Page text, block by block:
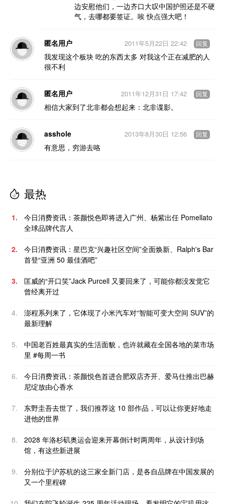
边安慰他们，一边齐口大叹中国护照还是不硬
气，去哪都要签证。唉 快点强大吧！
匿名用户
我发现这个板块 吃的东西太多 对我这个正在减肥的人
很不利
2011年5月22日 22:42 回复
匿名用户
相信大家到了北非都会想起来：北非谍影。
2011年12月31日 17:42 回复
asshole
有意思，穷游去咯
2013年8月30日 12:56 回复
最热
1.
今日消费资讯：茶颜悦色即将进入广州、杨紫出任 Pomellato
全球品牌代言人
2.
今日消费资讯：星巴克“兴趣社区空间”全面焕新、Ralph's Bar
首登“亚洲 50 最佳酒吧”
3.
匡威的“开口笑”Jack Purcell 又要回来了，可能你都没发觉它
曾经离开过
4.
澎程系列来了，它体现了小米汽车对“智能可变大空间 SUV”的
最新理解
5.
中国老百姓最真实的生活面貌，也许就藏在全国各地的菜市场
里 #每周一书
6.
今日消费资讯：茶颜悦色首进合肥双店齐开、爱马仕推出巴赫
尼绽放由心香水
7.
东野圭吾去世了，我们推荐这 10 部作品，可以让你更好地走
进他的世界
8.
2028 年洛杉矶奥运会迎来开幕倒计时两周年，从设计到场
馆，有这些新进展
9.
分别位于沪苏杭的这三家全新门店，是各自品牌在中国发展的
又一个里程碑